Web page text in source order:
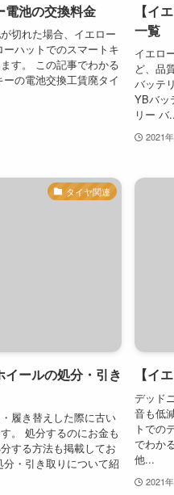
電池の交換料金
切れた場合、イエロー
ハットでのスマートキ
す。 この記事でわかる
の電池交換工賃廃タイ
【イ
一覧
イエロ
ど、品
バッテ
YBバッ
リー バ
2021
タイヤ関連
イールの処分・引き
履き替えした際に古い
。 処分するのにお金も
する方法も掲載してお
・引き取りについて紹
【イ
デッド
音も低
トでの
でわか
他...
2021